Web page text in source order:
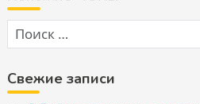
Свежие записи